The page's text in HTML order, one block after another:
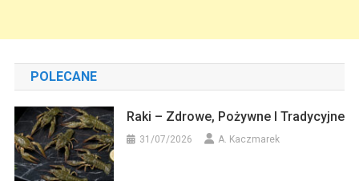
POLECANE
Raki – Zdrowe, Pożywne I Tradycyjne
31/07/2026 A. Kaczmarek